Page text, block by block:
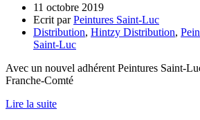
11 octobre 2019
Ecrit parPeintures Saint-Luc
Distribution, Hintzy Distribution,
Saint-Luc
Avec un nouvel adhérent Peintures Saint-
Franche-Comté
Lire la suite